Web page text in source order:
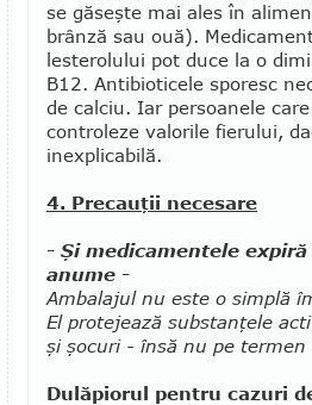
se găseşte mai ales în
brânză sau ouă).
lesterolului pot duce la o
B12. Antibioticele sporesc
de calciu. Iar persoanele
controleze valorile fierului,
inexplicabilă.
4. Precauţii necesare
- Şi medicamentele
anume -
Ambalajul nu este o simplă
El protejează substanţele
şi şocuri - însă nu pe
Dulăpiorul pentru cazuri